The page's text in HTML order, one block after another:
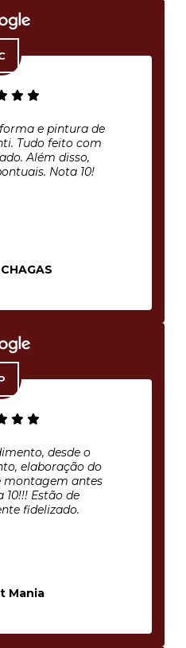
e pintura de
Tudo feito com
Além disso,
Nota 10!
desde o
elaboração do
montagem antes
10!!! Estão de
fidelizado.
Mania